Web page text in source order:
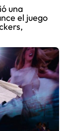
una
el juego